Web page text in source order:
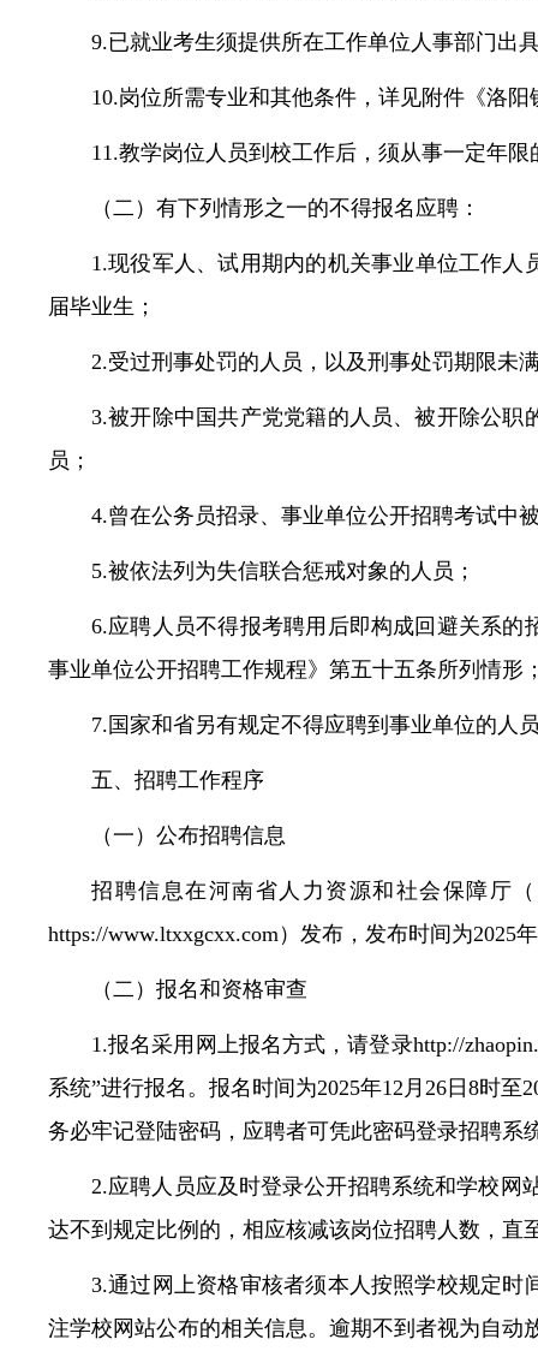
9.已就业考生须提供所在工作单位人事部门出
10.岗位所需专业和其他条件，详见附件《洛
11.教学岗位人员到校工作后，须从事一定年
（二）有下列情形之一的不得报名应聘：
1.现役军人、试用期内的机关事业单位工作
届毕业生；
2.受过刑事处罚的人员，以及刑事处罚期限未
3.被开除中国共产党党籍的人员、被开除公
员；
4.曾在公务员招录、事业单位公开招聘考试中
5.被依法列为失信联合惩戒对象的人员；
6.应聘人员不得报考聘用后即构成回避关系
事业单位公开招聘工作规程》第五十五条所列情形
7.国家和省另有规定不得应聘到事业单位的人
五、招聘工作程序
（一）公布招聘信息
招聘信息在河南省人力资源和社会保障厅（
https://www.ltxxgcxx.com）发布，发布时间为2025
（二）报名和资格审查
1.报名采用网上报名方式，请登录http://
系统”进行报名。报名时间为2025年12月26日8时
务必牢记登陆密码，应聘者可凭此密码登录招聘系
2.应聘人员应及时登录公开招聘系统和学校网
达不到规定比例的，相应核减该岗位招聘人数，直
3.通过网上资格审核者须本人按照学校规定
注学校网站公布的相关信息。逾期不到者视为自动